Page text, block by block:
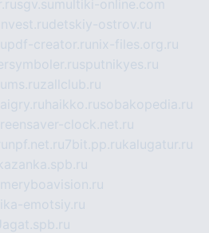
sgv.su multiki-online.com
detskiy-ostrov.ru
pdf-creator.ru nix-files.org.ru
sputnikyes.ru
zallclub.ru
haikko.rusobakopedia.ru
clock.net.ru
npf.net.ru 7bit.pp.rukalugatur.ru
emotsiy.ru
agat.spb.ru